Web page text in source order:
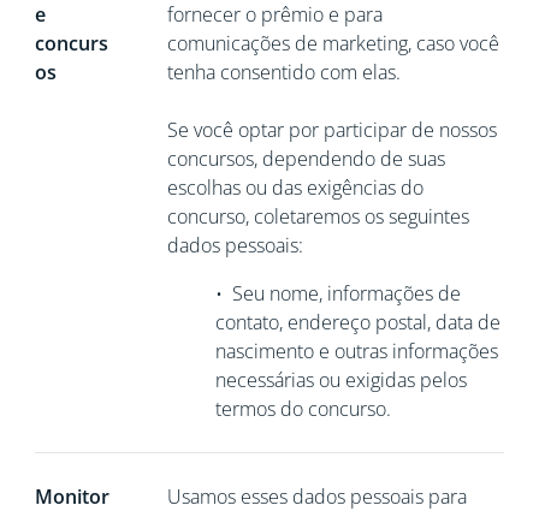
e
concurs
os
fornecer o prêmio e para
comunicações de marketing, caso você
tenha consentido com elas.
Se você optar por participar de nossos
concursos, dependendo de suas
escolhas ou das exigências do
concurso, coletaremos os seguintes
dados pessoais:
• Seu nome, informações de
contato, endereço postal, data de
nascimento e outras informações
necessárias ou exigidas pelos
termos do concurso.
Monitor
Usamos esses dados pessoais para